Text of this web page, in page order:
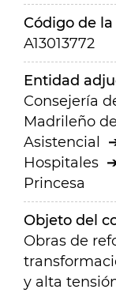
Código de
A13013772
Entidad
Consejería
Madrileño
Asistencial
Hospitales
Princesa
Objeto del
Obras de
y alta